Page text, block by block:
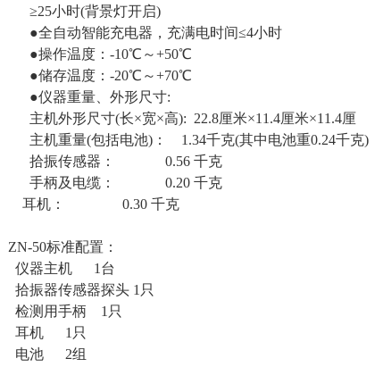
≥25小时(背景灯开启)
●全自动智能充电器，充满电时间≤4小时
●操作温度：-10℃～+50℃
●储存温度：-20℃～+70℃
●仪器重量、外形尺寸:
主机外形尺寸(长×宽×高): 22.8厘米×11.4厘米×11.4厘
主机重量(包括电池)： 1.34千克(其中电池重0.24千克)
拾振传感器： 0.56 千克
手柄及电缆： 0.20 千克
耳机： 0.30 千克
ZN-50标准配置：
仪器主机 1台
拾振器传感器探头 1只
检测用手柄 1只
耳机 1只
电池 2组